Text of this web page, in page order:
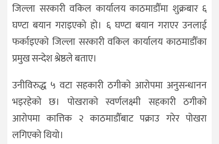
जिल्ला सरकारी वकिल कार्यालय काठमाडौँमा शुक्रबार ६
घण्टा बयान गराइएको हो। ६ घण्टा बयान गराएर उनलाई
फर्काइएको जिल्ला सरकारी वकिल कार्यालय काठमाडौँका
प्रमुख सन्देश श्रेष्ठले बताए।
उनीविरुद्ध ५ वटा सहकारी ठगीको आरोपमा अनुसन्धानन
भइरहेको छ। पोखराको स्वर्णलक्ष्मी सहकारी ठगीको
आरोपमा कात्तिक २ काठमाडौँबाट पक्राउ गरेर पोखरा
लगिएको थियो।